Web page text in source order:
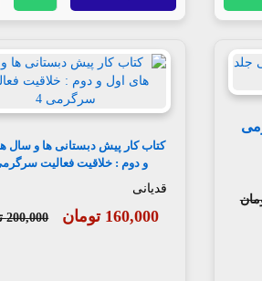
کتاب کار پیش دبستانی ها و سال
و دوم : خلاقیت فعالیت
قدیانی
160,000 تومان 200,000 تومان